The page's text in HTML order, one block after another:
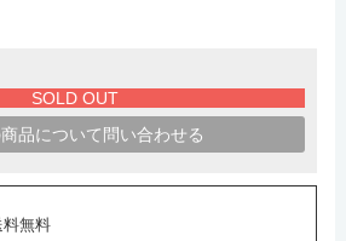
SOLD OUT
商品について問い合わせる
料無料